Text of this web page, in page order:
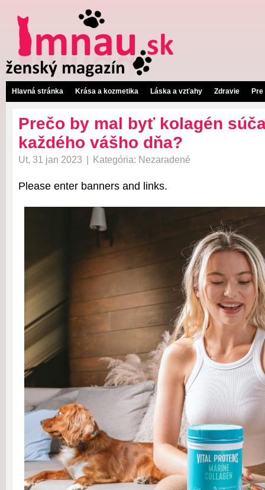
Hlavná stránka Krása a kozmetika Láska a vzťahy Zdravie
Prečo by mal byť kolagén
každého vášho dňa?
Ut, 31 jan 2023 Kategória: Nezaradené
Please enter banners and links.